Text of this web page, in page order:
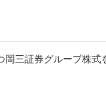
三証券グループ株式